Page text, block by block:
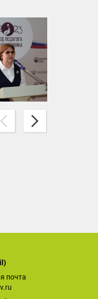
почта